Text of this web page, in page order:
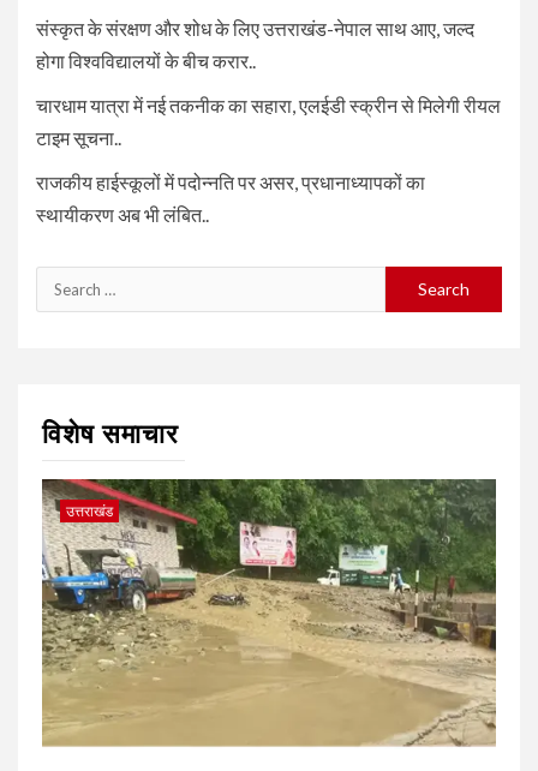
संस्कृत के संरक्षण और शोध के लिए उत्तराखंड-नेपाल साथ आए, जल्द
होगा विश्वविद्यालयों के बीच करार..
चारधाम यात्रा में नई तकनीक का सहारा, एलईडी स्क्रीन से मिलेगी रीयल
टाइम सूचना..
राजकीय हाईस्कूलों में पदोन्नति पर असर, प्रधानाध्यापकों का
स्थायीकरण अब भी लंबित..
Search
for:
विशेष समाचार
उत्तराखंड